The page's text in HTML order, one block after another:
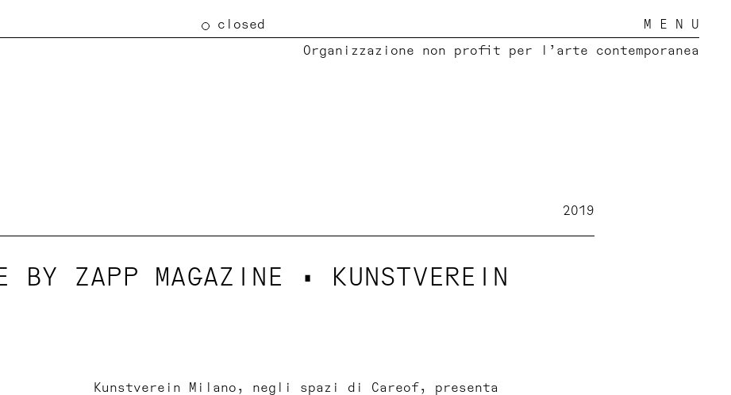
closed M E N U
Organizzazione non profit per l’arte contemporanea
2019
BY ZAPP MAGAZINE • KUNSTVEREIN
Kunstverein Milano, negli spazi di Careof, presenta